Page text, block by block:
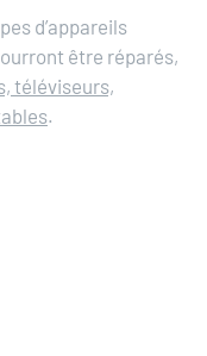
d’appareils
être réparés,
téléviseurs,
.